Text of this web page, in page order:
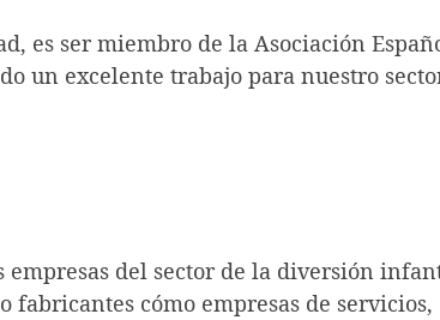
es ser miembro de la Asociación
un excelente trabajo para nuestro
empresas del sector de la diversión
fabricantes cómo empresas de